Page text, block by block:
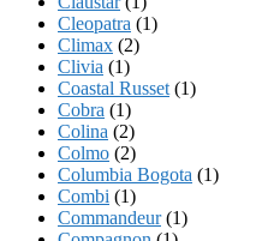
Cleopatra (1)
Climax (2)
Clivia (1)
Coastal Russet (1)
Cobra (1)
Colina (2)
Colmo (2)
Columbia Bogota (1)
Combi (1)
Commandeur(1)